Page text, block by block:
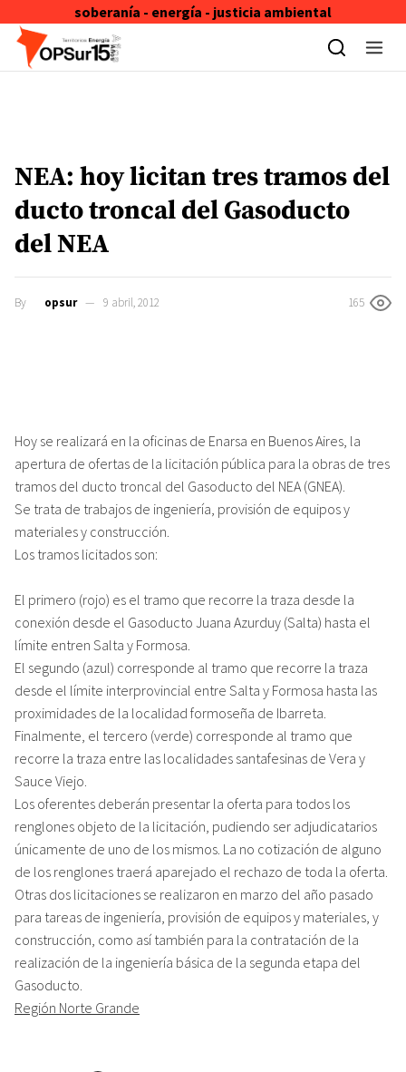
soberanía - energía - justicia ambiental
Skip to content
NEA: hoy licitan tres tramos del
ducto troncal del Gasoducto
del NEA
By opsur 9 abril, 2012 165
Hoy se realizará en la oficinas de Enarsa en Buenos Aires, la
apertura de ofertas de la licitación pública para la obras de tres
tramos del ducto troncal del Gasoducto del NEA (GNEA).
Se trata de trabajos de ingeniería, provisión de equipos y
materiales y construcción.
Los tramos licitados son:
El primero (rojo) es el tramo que recorre la traza desde la
conexión desde el Gasoducto Juana Azurduy (Salta) hasta el
límite entren Salta y Formosa.
El segundo (azul) corresponde al tramo que recorre la traza
desde el límite interprovincial entre Salta y Formosa hasta las
proximidades de la localidad formoseña de Ibarreta.
Finalmente, el tercero (verde) corresponde al tramo que
recorre la traza entre las localidades santafesinas de Vera y
Sauce Viejo.
Los oferentes deberán presentar la oferta para todos los
renglones objeto de la licitación, pudiendo ser adjudicatarios
únicamente de uno de los mismos. La no cotización de alguno
de los renglones traerá aparejado el rechazo de toda la oferta.
Otras dos licitaciones se realizaron en marzo del año pasado
para tareas de ingeniería, provisión de equipos y materiales, y
construcción, como así también para la contratación de la
realización de la ingeniería básica de la segunda etapa del
Gasoducto.
Región Norte Grande